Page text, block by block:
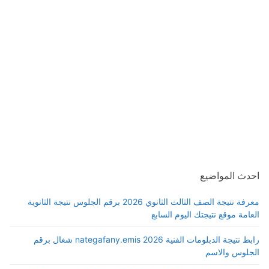
احدث المواضيع
معرفة نتيجة الصف الثالث الثانوي 2026 برقم الجلوس نتيجة الثانوية
العامة موقع نتيجتك اليوم السابع
رابط نتيجة الدبلومات الفنية 2026 nategafany.emis شغال برقم
الجلوس والاسم